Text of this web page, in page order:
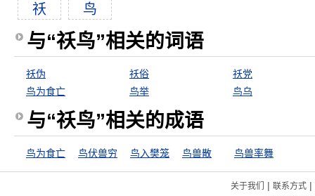
祅 鸟
与“祅鸟”相关的词语
祅伪 祅俗
祅党
鸟为食亡
鸟举 鸟乌
与“祅鸟”相关的成语
鸟为食亡 鸟伏兽穷 鸟入樊笼 鸟兽散 鸟兽率舞
关于我们 | 联系方式|